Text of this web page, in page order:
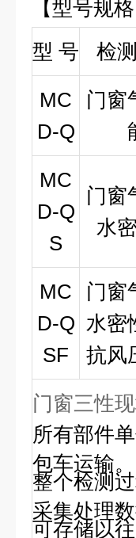
【型号规格
型 号 检
MC
D-Q
门窗
MC
D-Q
S
门窗
水
MC
D-Q
SF
门窗
水密
抗风
门窗三性
所有部件
包车运输。
整个检测
采集处理数
可存储以